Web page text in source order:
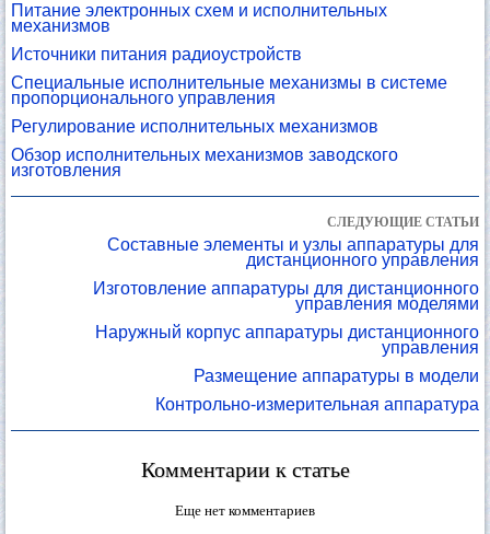
Питание электронных схем и исполнительных
механизмов
Источники питания радиоустройств
Специальные исполнительные механизмы в системе
пропорционального управления
Регулирование исполнительных механизмов
Обзор исполнительных механизмов заводского
изготовления
СЛЕДУЮЩИЕ СТАТЬИ
Составные элементы и узлы аппаратуры для
дистанционного управления
Изготовление аппаратуры для дистанционного
управления моделями
Наружный корпус аппаратуры дистанционного
управления
Размещение аппаратуры в модели
Контрольно-измерительная аппаратура
Комментарии к статье
Еще нет комментариев